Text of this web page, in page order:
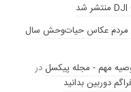
مردم عکاس حیات‌وحش سال
در
دوربین بدانید